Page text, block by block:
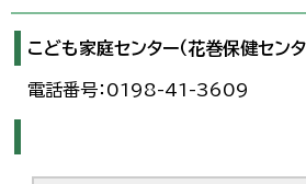
こども家庭センター（花巻保健セン
電話番号：0198-41-3609